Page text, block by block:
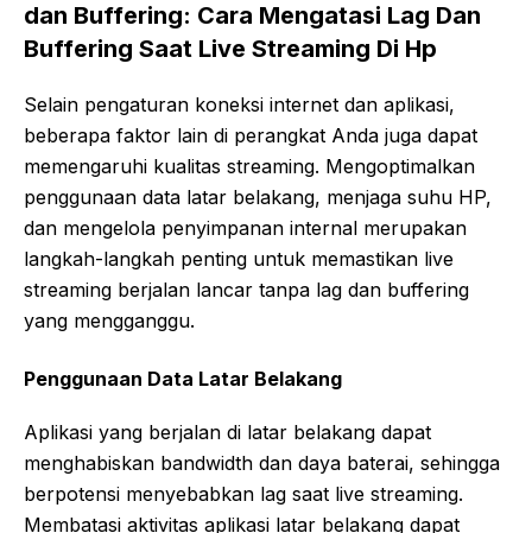
dan Buffering: Cara Mengatasi Lag Dan
Buffering Saat Live Streaming Di Hp
Selain pengaturan koneksi internet dan aplikasi,
beberapa faktor lain di perangkat Anda juga dapat
memengaruhi kualitas streaming. Mengoptimalkan
penggunaan data latar belakang, menjaga suhu HP,
dan mengelola penyimpanan internal merupakan
langkah-langkah penting untuk memastikan live
streaming berjalan lancar tanpa lag dan buffering
yang mengganggu.
Penggunaan Data Latar Belakang
Aplikasi yang berjalan di latar belakang dapat
menghabiskan bandwidth dan daya baterai, sehingga
berpotensi menyebabkan lag saat live streaming.
Membatasi aktivitas aplikasi latar belakang dapat